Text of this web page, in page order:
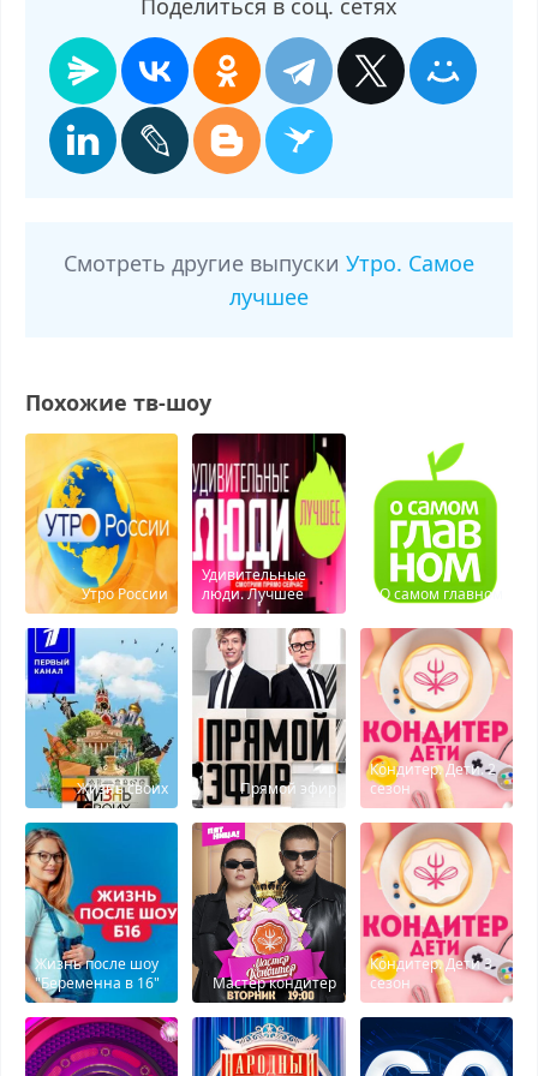
Поделиться в соц. сетях
Смотреть другие выпуски Утро. Самое
лучшее
Похожие тв-шоу
Утро России
Удивительные
люди. Лучшее
О самом главном
Жизнь своих Прямой эфир
Кондитер. Дети. 2
сезон
Жизнь после шоу
"Беременна в 16"
Мастер кондитер
Кондитер. Дети 3
сезон